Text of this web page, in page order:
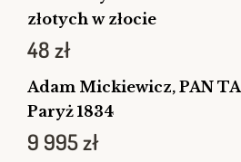
złotych w złocie
48zł
Adam Mickiewicz, PAN
Paryż 1834
9 995zł